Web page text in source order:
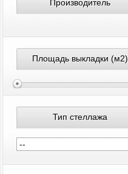
Производитель
Площадь выкладки (м2)
Тип стеллажа